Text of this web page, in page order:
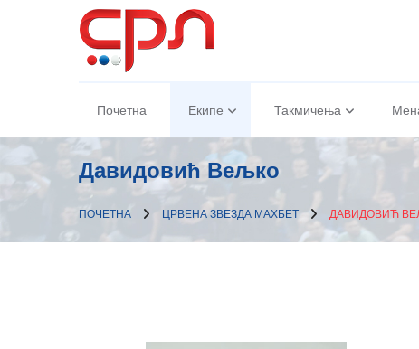
Почетна Екипе Такмичења
Давидовић Вељко
ПОЧЕТНА ЦРВЕНА ЗВЕЗДА МАXБЕТ ДАВИДОВИЋ